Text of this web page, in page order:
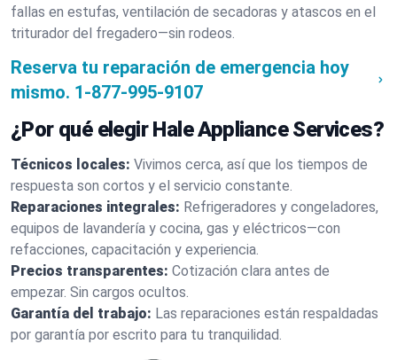
fallas en estufas, ventilación de secadoras y atascos en el
triturador del fregadero—sin rodeos.
Reserva tu reparación de emergencia hoy
mismo. 1-877-995-9107
¿Por qué elegir Hale Appliance Services?
Técnicos locales: Vivimos cerca, así que los tiempos de
respuesta son cortos y el servicio constante.
Reparaciones integrales: Refrigeradores y congeladores,
equipos de lavandería y cocina, gas y eléctricos—con
refacciones, capacitación y experiencia.
Precios transparentes: Cotización clara antes de
empezar. Sin cargos ocultos.
Garantía del trabajo: Las reparaciones están respaldadas
por garantía por escrito para tu tranquilidad.